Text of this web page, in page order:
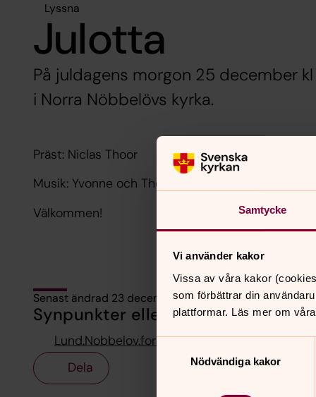
Samtycke
Vi använder kakor
Vissa av våra kakor
som förbättrar din
plattformar. Läs mer om
Samtyckesval
Nödvändiga kakor
Lyssna
Julotta
På juldagens morgon 25 december
i Norra Nöbbelövs kyrka.
Präst: Niclas Thoor
Musik: Yvonne och Thomas Carlström
Välkommen!
Senast ändrad 23 december 2025
Synpunkter eller frågor på sidans
Lund.Nobbelov.forsamling@svenskakyrkan.se
Dela